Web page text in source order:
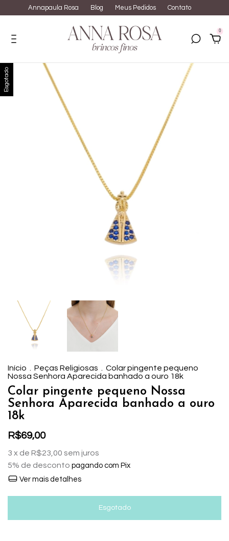
Annapaula Rosa Blog Meus Pedidos Contato
0
Esgotado
Início Peças Religiosas
Colar pingente pequeno
Nossa Senhora Aparecida banhado a ouro 18k
Colar pingente pequeno Nossa
Senhora Aparecida banhado a ouro
18k
R$69,00
3 x de R$23,00 sem juros
5% de desconto pagando com Pix
Ver mais detalhes